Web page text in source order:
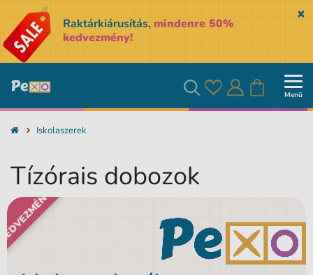
Raktárkiárusítás, mindenre 50%
kedvezmény!
Keresés
Kedvencek
Bejelentkezés
Kosár Menü
Iskolaszerek
Tízórais dobozok